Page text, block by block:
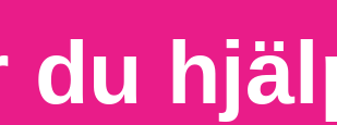
du